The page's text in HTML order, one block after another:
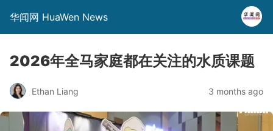
华闻网 HuaWen News
2026年全马家庭都在关注的水质课题
Ethan Liang 3 months ago